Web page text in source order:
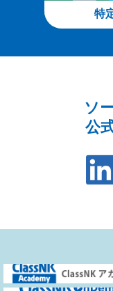
特
ソ
公